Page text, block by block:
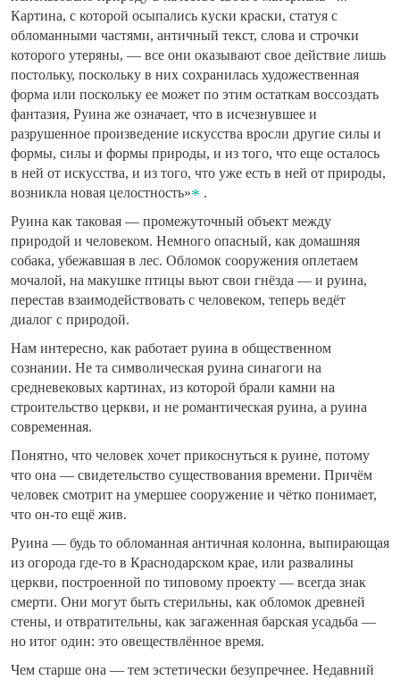
Картина, с которой осыпались куски краски, статуя с
обломанными частями, античный текст, слова и строчки
которого утеряны, — все они оказывают свое действие лишь
постольку, поскольку в них сохранилась художественная
форма или поскольку ее может по этим остаткам воссоздать
фантазия, Руина же означает, что в исчезнувшее и
разрушенное произведение искусства вросли другие силы и
формы, силы и формы природы, и из того, что еще осталось
в ней от искусства, и из того, что уже есть в ней от природы,
возникла новая целостность»
.
Руина как таковая — промежуточный объект между
природой и человеком. Немного опасный, как домашняя
собака, убежавшая в лес. Обломок сооружения оплетаем
мочалой, на макушке птицы вьют свои гнёзда — и руина,
перестав взаимодействовать с человеком, теперь ведёт
диалог с природой.
Нам интересно, как работает руина в общественном
сознании. Не та символическая руина синагоги на
средневековых картинах, из которой брали камни на
строительство церкви, и не романтическая руина, а руина
современная.
Понятно, что человек хочет прикоснуться к руине, потому
что она — свидетельство существования времени. Причём
человек смотрит на умершее сооружение и чётко понимает,
что он-то ещё жив.
Руина — будь то обломанная античная колонна, выпирающая
из огорода где-то в Краснодарском крае, или развалины
церкви, построенной по типовому проекту — всегда знак
смерти. Они могут быть стерильны, как обломок древней
стены, и отвратительны, как загаженная барская усадьба —
но итог один: это овеществлённое время.
Чем старше она — тем эстетически безупречнее. Недавний